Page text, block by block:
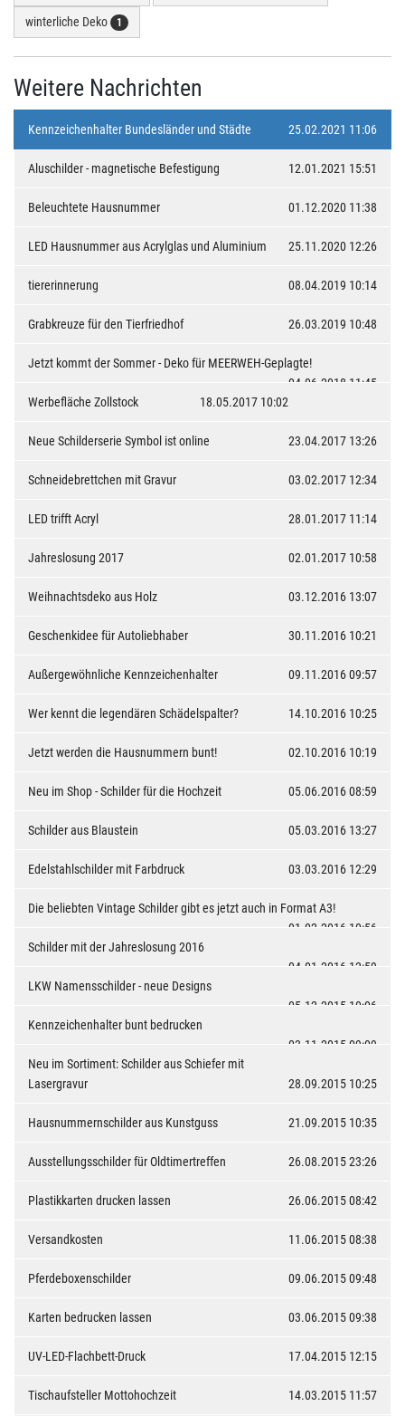
winterliche Deko 1
Weitere Nachrichten
Kennzeichenhalter Bundesländer und Städte 25.02.2021 11:06
Aluschilder - magnetische Befestigung 12.01.2021 15:51
Beleuchtete Hausnummer 01.12.2020 11:38
LED Hausnummer aus Acrylglas und Aluminium 25.11.2020 12:26
tiererinnerung 08.04.2019 10:14
Grabkreuze für den Tierfriedhof 26.03.2019 10:48
Jetzt kommt der Sommer - Deko für MEERWEH-Geplagte!
04.06.2018 11:45
Werbefläche Zollstock
18.05.2017 10:02
Neue Schilderserie Symbol ist online 23.04.2017 13:26
Schneidebrettchen mit Gravur 03.02.2017 12:34
LED trifft Acryl 28.01.2017 11:14
Jahreslosung 2017 02.01.2017 10:58
Weihnachtsdeko aus Holz 03.12.2016 13:07
Geschenkidee für Autoliebhaber 30.11.2016 10:21
Außergewöhnliche Kennzeichenhalter 09.11.2016 09:57
Wer kennt die legendären Schädelspalter? 14.10.2016 10:25
Jetzt werden die Hausnummern bunt! 02.10.2016 10:19
Neu im Shop - Schilder für die Hochzeit 05.06.2016 08:59
Schilder aus Blaustein 05.03.2016 13:27
Edelstahlschilder mit Farbdruck 03.03.2016 12:29
Die beliebten Vintage Schilder gibt es jetzt auch in Format A3!
01.02.2016 10:56
Schilder mit der Jahreslosung 2016
04.01.2016 12:59
LKW Namensschilder - neue Designs
05.12.2015 10:06
Kennzeichenhalter bunt bedrucken
03.11.2015 09:09
Neu im Sortiment: Schilder aus Schiefer mit
Lasergravur
28.09.2015 10:25
Hausnummernschilder aus Kunstguss 21.09.2015 10:35
Ausstellungsschilder für Oldtimertreffen 26.08.2015 23:26
Plastikkarten drucken lassen 26.06.2015 08:42
Versandkosten 11.06.2015 08:38
Pferdeboxenschilder 09.06.2015 09:48
Karten bedrucken lassen 03.06.2015 09:38
UV-LED-Flachbett-Druck 17.04.2015 12:15
Tischaufsteller Mottohochzeit 14.03.2015 11:57